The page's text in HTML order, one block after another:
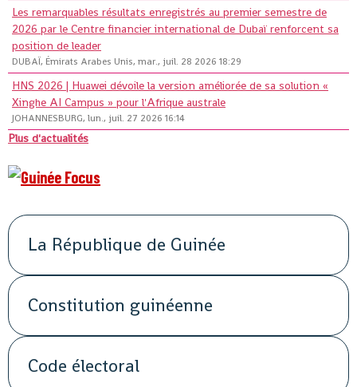
Les remarquables résultats enregistrés au premier semestre de
2026 par le Centre financier international de Dubaï renforcent sa
position de leader
DUBAÏ, Émirats Arabes Unis, mar., juil. 28 2026 18:29
HNS 2026 | Huawei dévoile la version améliorée de sa solution «
Xinghe AI Campus » pour l'Afrique australe
JOHANNESBURG, lun., juil. 27 2026 16:14
Plus d'actualités
La République de Guinée
Constitution guinéenne
Code électoral